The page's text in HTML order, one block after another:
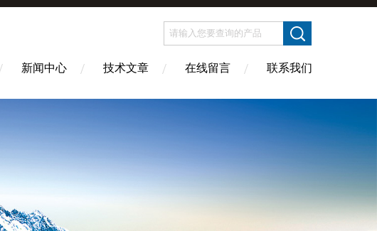
新闻中心 技术文章 在线留言 联系我们